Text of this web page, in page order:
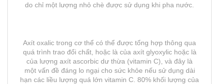
do chỉ một lượng nhỏ chè được sử dụng khi pha nước.
Axít oxalic trong cơ thể có thể được tổng hợp thông qua
quá trình trao đổi chất, hoặc là của axít glyoxylic hoặc là
của lượng axít ascorbic dư thừa (vitamin C), và đây là
một vấn đề đáng lo ngại cho sức khỏe nếu sử dụng dài
hạn các liều lượng quá lớn vitamin C. 80% khối lượng của